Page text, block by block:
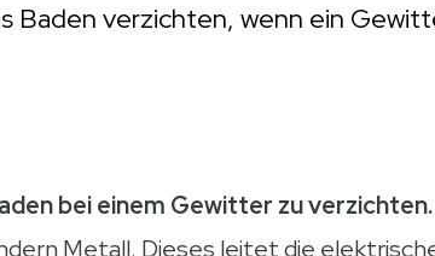
Baden verzichten, wenn ein
bei einem Gewitter zu verzichten.
Metall. Dieses leitet die